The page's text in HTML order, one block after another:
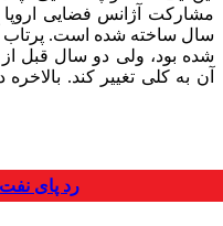
مشارکت آژانس فضایی
شده بود، ولی دو سال قبل
رد پای